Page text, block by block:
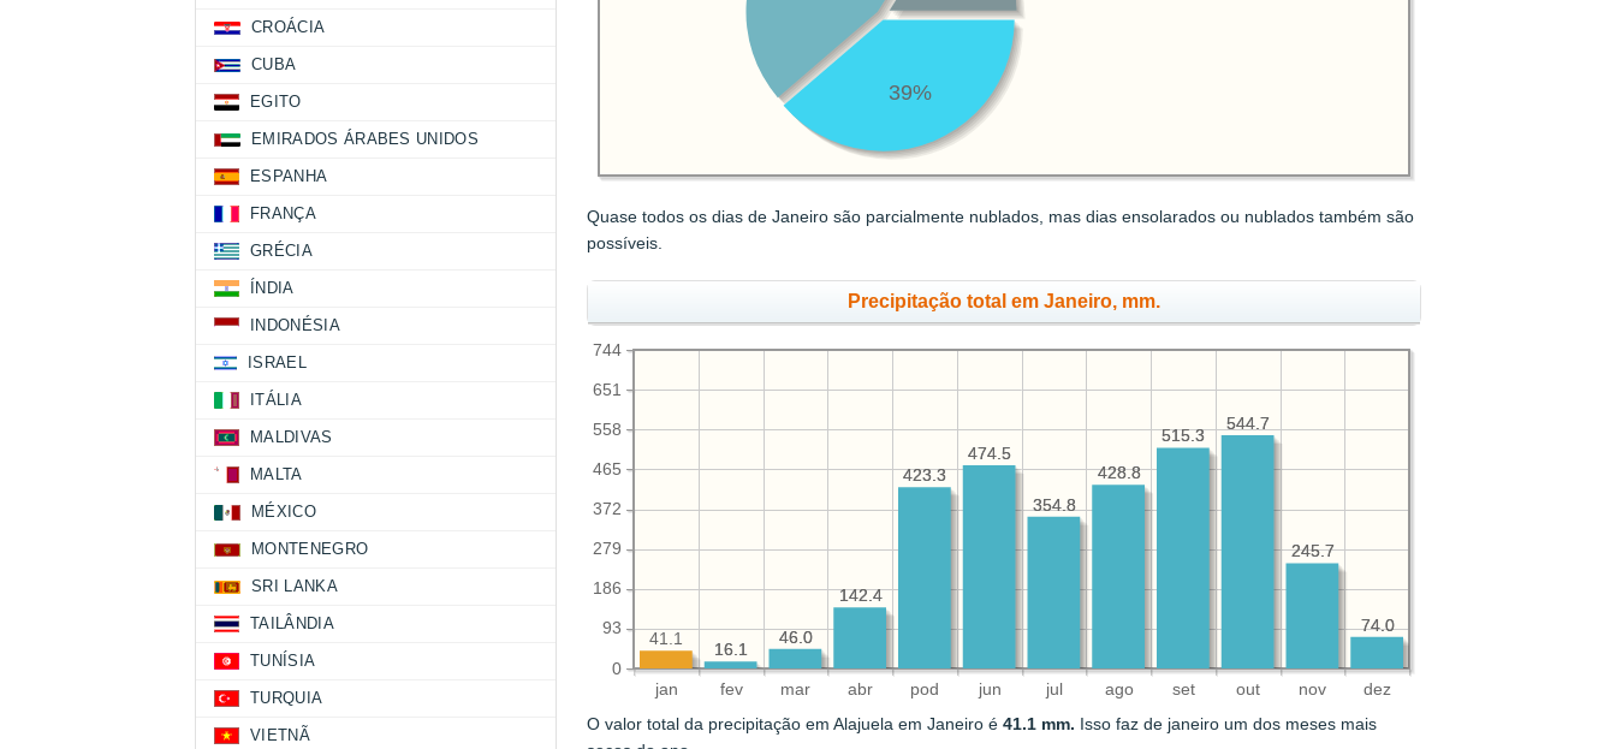
39%
Quase todos os dias de Janeiro são parcialmente nublados, mas dias ensolarados ou nublados também são
possíveis.
Precipitação total em Janeiro, mm.
jan fev mar abr pod jun jul ago set out nov dez
0
93
186
279
372
465
558
651
744
74.0
245.7
544.7
515.3
428.8
354.8
474.5
423.3
142.4
46.0
16.1
74.0
245.7
544.7
515.3
428.8
354.8
474.5
423.3
142.4
46.0
16.1
41.1
O valor total da precipitação em Alajuela em Janeiro é41.1 mm. Isso faz de janeiro um dos meses mais
CROÁCIA
CUBA
EGITO
EMIRADOS ÁRABES UNIDOS
ESPANHA
FRANÇA
GRÉCIA
ÍNDIA
INDONÉSIA
ISRAEL
ITÁLIA
MALDIVAS
MALTA
MÉXICO
MONTENEGRO
SRI LANKA
TAILÂNDIA
TUNÍSIA
TURQUIA
VIETNÃ